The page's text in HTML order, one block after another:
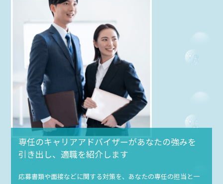
専任のキャリアアドバイザーがあなたの強みを
引き出し、適職を紹介します
応募書類や面接などに関する対策を、あなたの専任の担当と一